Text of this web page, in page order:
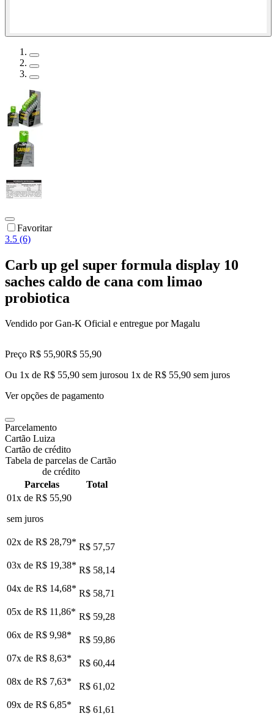
Favoritar
3.5 (6)
Carb up gel super formula display 10
saches caldo de cana com limao
probiotica
Vendido porGan-K Oficial e entregue por Magalu
Preço R$ 55,90R$ 55,90
Ou 1x de R$ 55,90 sem jurosou 1x de R$ 55,90 sem juros
Ver opções de pagamento
Parcelamento
Cartão Luiza
Cartão de crédito
Tabela de parcelas de Cartão
de crédito
Parcelas
Total
01x de R$ 55,90
sem juros
02x de R$ 28,79* R$ 57,57
03x de R$ 19,38* R$ 58,14
04x de R$ 14,68* R$ 58,71
05x de R$ 11,86* R$ 59,28
06x de R$ 9,98*
R$ 59,86
07x de R$ 8,63*
R$ 60,44
08x de R$ 7,63*
R$ 61,02
09x de R$ 6,85* R$ 61,61